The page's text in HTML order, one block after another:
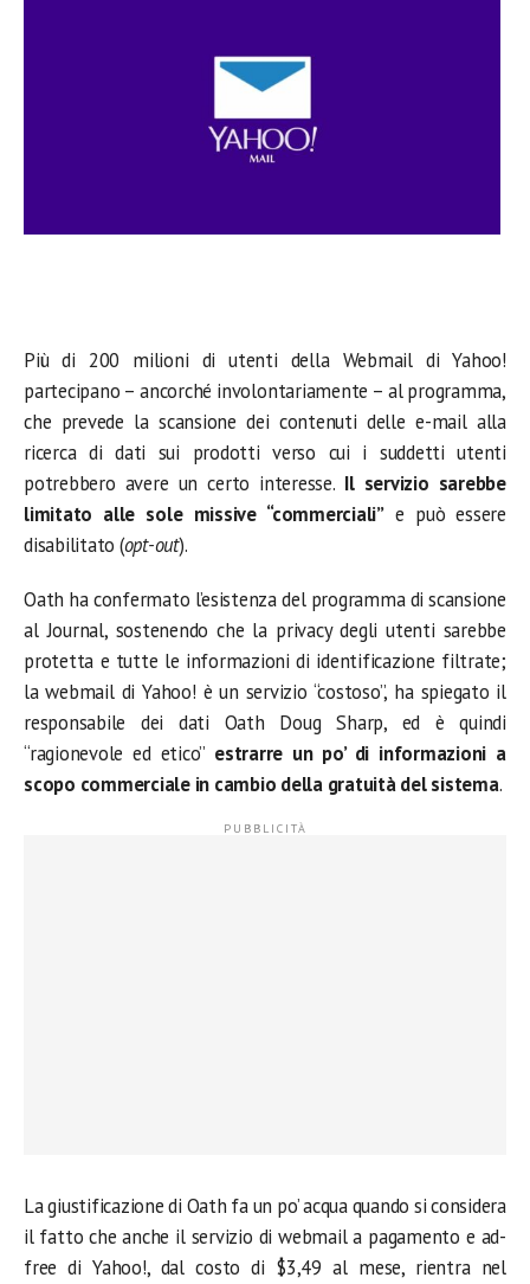
Più di 200 milioni di utenti della Webmail di Yahoo!
partecipano – ancorché involontariamente – al programma,
che prevede la scansione dei contenuti delle e-mail alla
ricerca di dati sui prodotti verso cui i suddetti utenti
potrebbero avere un certo interesse. Il servizio sarebbe
limitato alle sole missive “commerciali”e può essere
disabilitato (opt-out).
Oath ha confermato l’esistenza del programma di scansione
al Journal, sostenendo che la privacy degli utenti sarebbe
protetta e tutte le informazioni di identificazione filtrate;
la webmail di Yahoo! è un servizio “costoso”, ha spiegato il
responsabile dei dati Oath Doug Sharp, ed è quindi
“ragionevole ed etico” estrarre un po’ di informazioni a
scopo commerciale in cambio della gratuità del sistema.
La giustificazione di Oath fa un po’ acqua quando si considera
il fatto che anche il servizio di webmail a pagamento e ad-
free di Yahoo!, dal costo di $3,49 al mese, rientra nel